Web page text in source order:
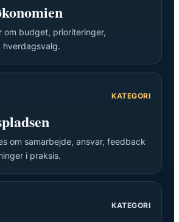
om budget, prioriteringer,
hverdagsvalg.
KATEGORI
om samarbejde, ansvar, feedback
i praksis.
KATEGORI